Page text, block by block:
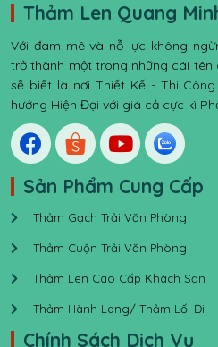
Thảm Len Quang
Với đam mê và nỗ lực không
trở thành một trong những cái tên
sẽ biết là nơi Thiết Kế - Thi
hướng Hiện Đại với giá cả cực kì
Sản Phẩm Cung Cấp
Thảm Gạch Trải Văn Phòng
Thảm Cuộn Trải Văn Phòng
Thảm Len Cao Cấp Khách Sạn
Thảm Hành Lang/ Thảm Lối Đi
Chính Sách Dịch Vụ